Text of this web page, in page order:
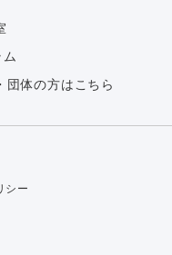
団体の方はこちら
シー